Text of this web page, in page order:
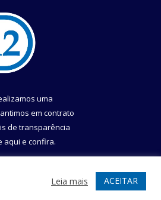
uma
em contrato
de transparência
aqui e confira.
Leia mais ACEITAR